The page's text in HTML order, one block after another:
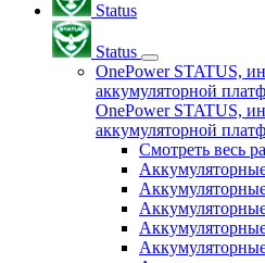
Status
Status
OnePower STATUS,
аккумуляторной
OnePower STATUS,
аккумуляторной
Смотреть весь